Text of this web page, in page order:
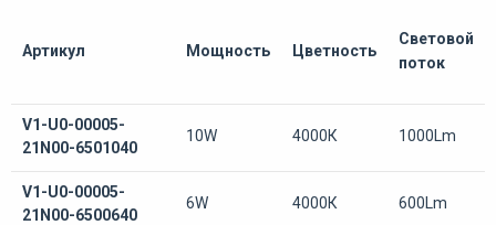
Артикул Мощность Цветность
Световой
поток
V1-U0-00005-
21N00-6501040
10W 4000К 1000Lm
V1-U0-00005-
21N00-6500640
6W 4000К 600Lm